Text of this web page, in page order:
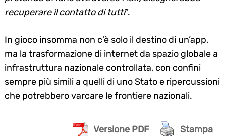
recuperare il contatto di tutti”.
In gioco insomma non c’è solo il destino di un’app,
ma la trasformazione di internet da spazio globale a
infrastruttura nazionale controllata, con confini
sempre più simili a quelli di uno Stato e ripercussioni
che potrebbero varcare le frontiere nazionali.
Versione PDF Stampa